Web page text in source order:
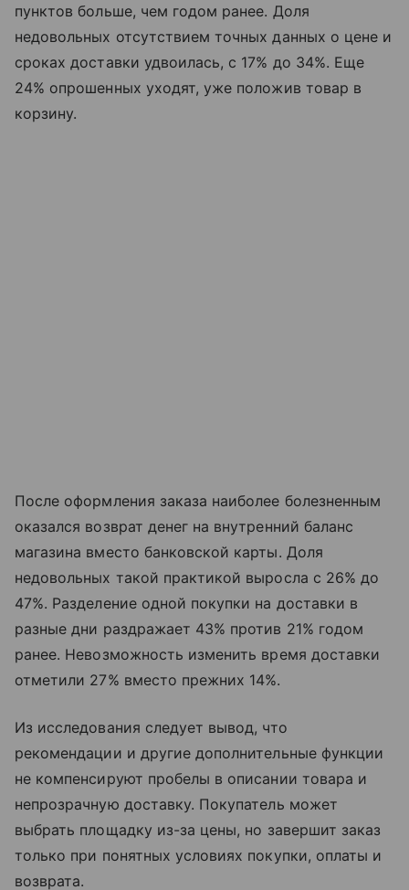
пунктов больше, чем годом ранее. Доля
недовольных отсутствием точных данных о цене и
сроках доставки удвоилась, с 17% до 34%. Еще
24% опрошенных уходят, уже положив товар в
корзину.
После оформления заказа наиболее болезненным
оказался возврат денег на внутренний баланс
магазина вместо банковской карты. Доля
недовольных такой практикой выросла с 26% до
47%. Разделение одной покупки на доставки в
разные дни раздражает 43% против 21% годом
ранее. Невозможность изменить время доставки
отметили 27% вместо прежних 14%.
Из исследования следует вывод, что
рекомендации и другие дополнительные функции
не компенсируют пробелы в описании товара и
непрозрачную доставку. Покупатель может
выбрать площадку из-за цены, но завершит заказ
только при понятных условиях покупки, оплаты и
возврата.